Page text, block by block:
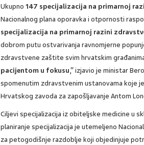
Ukupno147 specijalizacija na primarnoj
Nacionalnog plana oporavka i otpornosti
specijalizacija na primarnoj razini
dobrom putu ostvarivanja ravnomjerne
zdravstvene zaštite svim hrvatskim
pacijentom u fokusu,“ izjavio je ministar
spomenutim zdravstvenim ustanovama koje
Hrvatskog zavoda za zapošljavanje Antom
Ciljevi specijalizacija iz obiteljske medicine u
planiranje specijalizacija je utemeljeno
za petogodišnje razdoblje koji objedinjuje